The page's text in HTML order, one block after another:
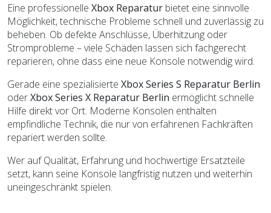
Eine professionelle Xbox Reparatur bietet eine sinnvolle
Möglichkeit, technische Probleme schnell und zuverlässig zu
beheben. Ob defekte Anschlüsse, Überhitzung oder
Stromprobleme – viele Schäden lassen sich fachgerecht
reparieren, ohne dass eine neue Konsole notwendig wird.
Gerade eine spezialisierte Xbox Series S Reparatur Berlin
oderXbox Series X Reparatur Berlin ermöglicht schnelle
Hilfe direkt vor Ort. Moderne Konsolen enthalten
empfindliche Technik, die nur von erfahrenen Fachkräften
repariert werden sollte.
Wer auf Qualität, Erfahrung und hochwertige Ersatzteile
setzt, kann seine Konsole langfristig nutzen und weiterhin
uneingeschränkt spielen.